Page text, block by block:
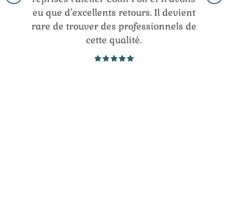
eu que d’excellents retours. Il devient
rare de trouver des professionnels de
cette qualité.